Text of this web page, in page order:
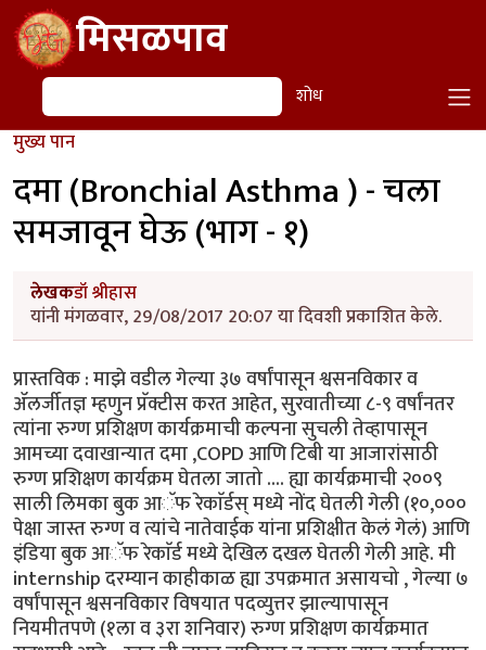
Skip to main contentमिसळपाव
शोध शोध
मुख्य पान
दमा (Bronchial Asthma ) - चला
समजावून घेऊ (भाग - १)
लेखकडॉ श्रीहास
यांनी मंगळवार, 29/08/2017 20:07 या दिवशी प्रकाशित केले.
प्रास्तविक : माझे वडील गेल्या ३७ वर्षांपासून श्वसनविकार व
ॲलर्जीतज्ञ म्हणुन प्रॅक्टीस करत आहेत, सुरवातीच्या ८-९ वर्षांनतर
त्यांना रुग्ण प्रशिक्षण कार्यक्रमाची कल्पना सुचली तेव्हापासून
आमच्या दवाखान्यात दमा ,COPD आणि टिबी या आजारांसाठी
रुग्ण प्रशिक्षण कार्यक्रम घेतला जातो .... ह्या कार्यक्रमाची २००९
साली लिमका बुक आॅफ रेकाॅर्डस् मध्ये नोंद घेतली गेली (१०,०००
पेक्षा जास्त रुग्ण व त्यांचे नातेवाईक यांना प्रशिक्षीत केलं गेलं) आणि
इंडिया बुक आॅफ रेकाॅर्ड मध्ये देखिल दखल घेतली गेली आहे. मी
internship दरम्यान काहीकाळ ह्या उपक्रमात असायचो , गेल्या ७
वर्षांपासून श्वसनविकार विषयात पदव्युत्तर झाल्यापासून
नियमीतपणे (१ला व ३रा शनिवार) रुग्ण प्रशिक्षण कार्यक्रमात